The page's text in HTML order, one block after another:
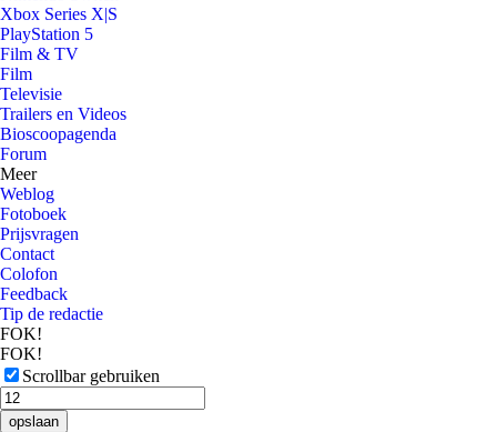
Xbox Series X|S
PlayStation 5
Film & TV
Film
Televisie
Trailers en Videos
Bioscoopagenda
Forum
Meer
Weblog
Fotoboek
Prijsvragen
Contact
Colofon
Feedback
Tip de redactie
FOK!
FOK!
Scrollbar gebruiken
opslaan